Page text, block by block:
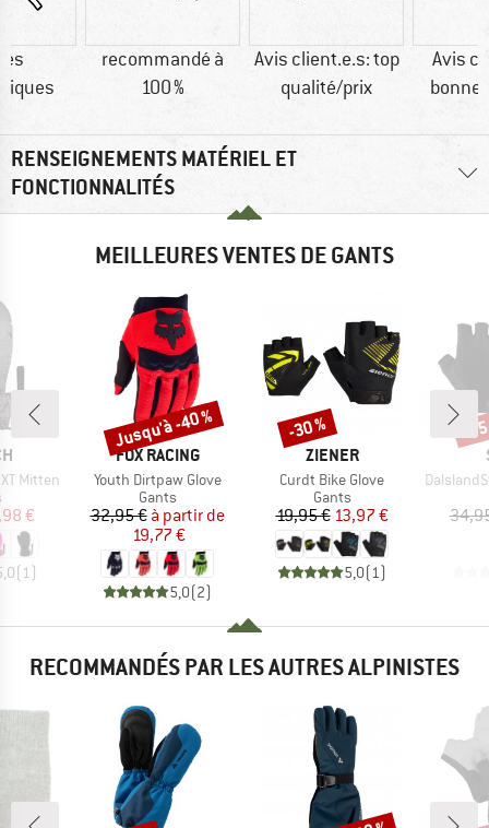
recommandé à
100 %
Avis client.e.s: top
qualité/prix
Avis
bonne
RENSEIGNEMENTS MATÉRIEL ET
FONCTIONNALITÉS
MEILLEURES VENTES DE GANTS
Mitten
group
réduit
€
(1 )
MARQUE
FOX RACING
Article
Youth Dirtpaw Glove
Product group
Gants
Prix
32,95 € Prix réduit
à partir de
19,77 €
5,0(2)
Remise
Jusqu'à -40 %
MARQUE
ZIENER
Article
Curdt Bike Glove
Product group
Gants
Prix
19,95 €Prix réduit
13,97 €
5,0(1 )
Remise
-30 %
Article
DalslandSt.
-
RECOMMANDÉS PAR LES AUTRES ALPINISTES